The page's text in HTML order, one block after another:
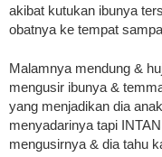
akibat kutukan ibunya
obatnya ke tempat
Malamnya mendung &
mengusir ibunya &
yang menjadikan dia
menyadarinya tapi
mengusirnya & dia tahu